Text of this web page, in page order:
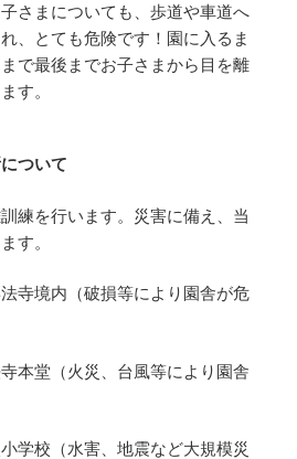
さまについても、歩道や車道へ
、とても危険です！園に入るま
で最後までお子さまから目を離
す。
ついて
練を行います。災害に備え、当
す。
寺境内（破損等により園舎が危
本堂（火災、台風等により園舎
学校（水害、地震など大規模災